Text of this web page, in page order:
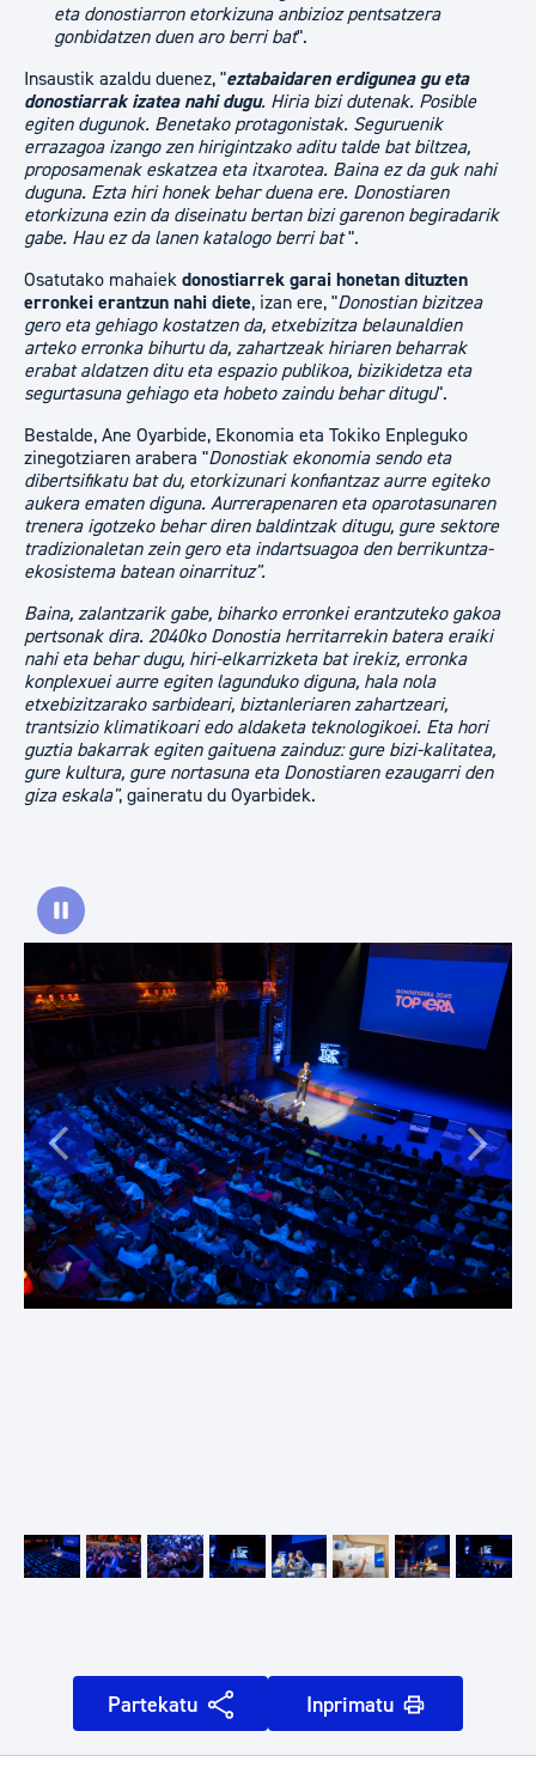
eta donostiarron etorkizuna anbizioz pentsatzera
gonbidatzen duen aro berri bat".
Insaustik azaldu duenez, "eztabaidaren erdigunea gu eta
donostiarrak izatea nahi dugu. Hiria bizi dutenak. Posible
egiten dugunok. Benetako protagonistak. Seguruenik
errazagoa izango zen hirigintzako aditu talde bat biltzea,
proposamenak eskatzea eta itxarotea. Baina ez da guk nahi
duguna. Ezta hiri honek behar duena ere. Donostiaren
etorkizuna ezin da diseinatu bertan bizi garenon begiradarik
gabe. Hau ez da lanen katalogo berri bat".
Osatutako mahaiek donostiarrek garai honetan dituzten
erronkei erantzun nahi diete, izan ere, "Donostian bizitzea
gero eta gehiago kostatzen da, etxebizitza belaunaldien
arteko erronka bihurtu da, zahartzeak hiriaren beharrak
erabat aldatzen ditu eta espazio publikoa, bizikidetza eta
segurtasuna gehiago eta hobeto zaindu behar ditugu".
Bestalde, Ane Oyarbide, Ekonomia eta Tokiko Enpleguko
zinegotziaren arabera "Donostiak ekonomia sendo eta
dibertsifikatu bat du, etorkizunari konfiantzaz aurre egiteko
aukera ematen diguna. Aurrerapenaren eta oparotasunaren
trenera igotzeko behar diren baldintzak ditugu, gure sektore
tradizionaletan zein gero eta indartsuagoa den berrikuntza-
ekosistema batean oinarrituz".
Baina, zalantzarik gabe, biharko erronkei erantzuteko gakoa
pertsonak dira. 2040ko Donostia herritarrekin batera eraiki
nahi eta behar dugu, hiri-elkarrizketa bat irekiz, erronka
konplexuei aurre egiten lagunduko diguna, hala nola
etxebizitzarako sarbideari, biztanleriaren zahartzeari,
trantsizio klimatikoari edo aldaketa teknologikoei. Eta hori
guztia bakarrak egiten gaituena zainduz: gure bizi-kalitatea,
gure kultura, gure nortasuna eta Donostiaren ezaugarri den
giza eskala", gaineratu du Oyarbidek.
Partekatu Inprimatu